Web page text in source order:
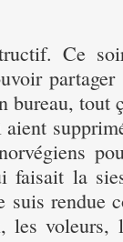
Ce
bureau, tout
faisait la
rendue
les voleurs,